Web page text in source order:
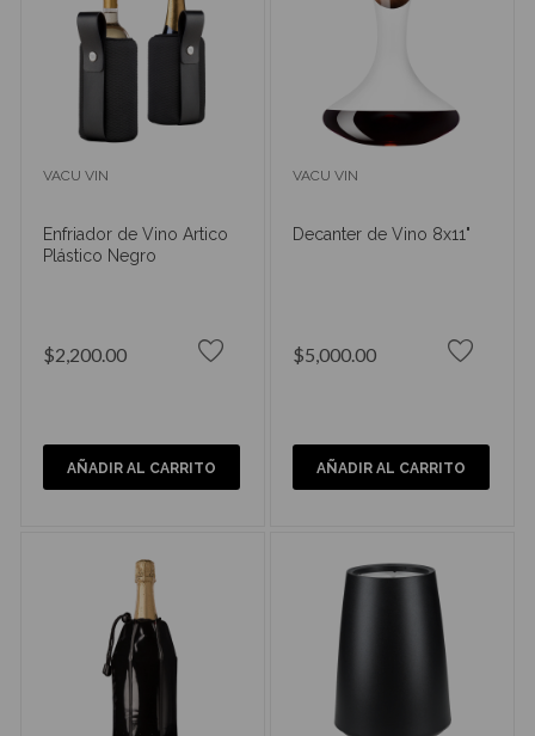
VACU VIN
Enfriador de Vino Artico
Plástico Negro
$2,200.00
AÑADIR AL CARRITO
VACU VIN
Decanter de Vino 8x11"
$5,000.00
AÑADIR AL CARRITO